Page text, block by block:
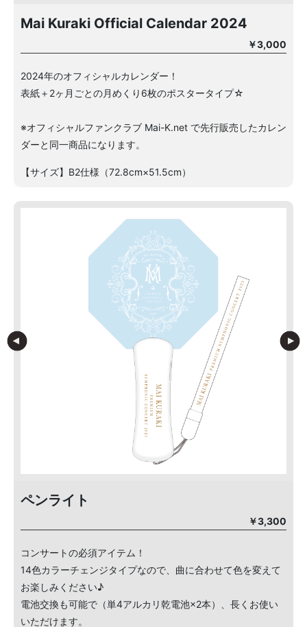
Mai Kuraki Official Calendar 2024
￥3,000
2024年のオフィシャルカレンダー！
表紙＋2ヶ月ごとの月めくり6枚のポスタータイプ☆
※オフィシャルファンクラブ Mai-K.net で先行販売したカレン
ダーと同一商品になります。
【サイズ】B2仕様（72.8cm×51.5cm）
ペンライト
￥3,300
コンサートの必須アイテム！
14色カラーチェンジタイプなので、曲に合わせて色を変えて
お楽しみください♪
電池交換も可能で（単4アルカリ乾電池×2本）、長くお使い
いただけます。